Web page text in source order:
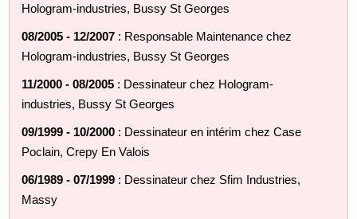
Hologram-industries, Bussy St Georges
08/2005 - 12/2007 : Responsable Maintenance chez
Hologram-industries, Bussy St Georges
11/2000 - 08/2005 : Dessinateur chez Hologram-
industries, Bussy St Georges
09/1999 - 10/2000 : Dessinateur en intérim chez Case
Poclain, Crepy En Valois
06/1989 - 07/1999 : Dessinateur chez Sfim Industries,
Massy